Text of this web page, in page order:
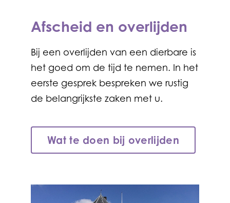
Afscheid en overlijden
Bij een overlijden van een dierbare is
het goed om de tijd te nemen. In het
eerste gesprek bespreken we rustig
de belangrijkste zaken met u.
Wat te doen bij overlijden